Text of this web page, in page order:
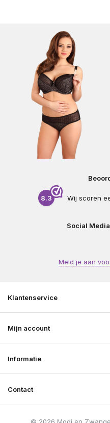
8.3 Wij scoren
Social
Meld je aan
Klantenservice
Mijn account
Informatie
Contact